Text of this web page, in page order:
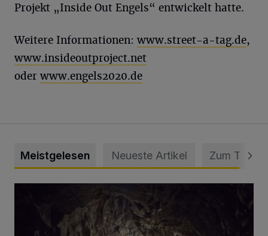
Projekt „Inside Out Engels“ entwickelt hatte.
Weitere Informationen: www.street-a-tag.de,
www.insideoutproject.net
oder www.engels2020.de
Meistgelesen Neueste Artikel Zum Thema